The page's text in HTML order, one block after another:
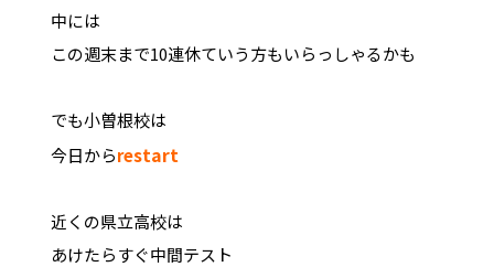
中には
この週末まで10連休ていう方もいらっしゃるかも
でも小曽根校は
今日からrestart
近くの県立高校は
あけたらすぐ中間テスト